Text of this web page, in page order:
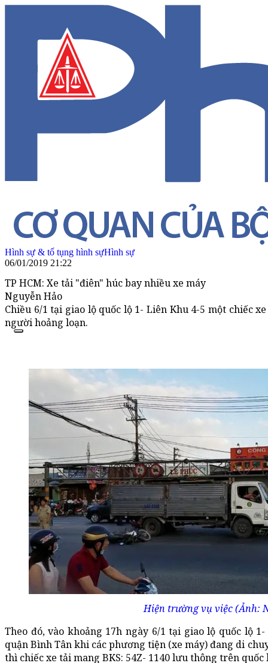
Hình sự & tố tụng hình sựHình sự
06/01/2019 21:22
TP HCM: Xe tải "điên" húc bay nhiều xe máy
Nguyễn Hảo
Chiều 6/1 tại giao lộ quốc lộ 1- Liên Khu 4-5 một chiếc
người hoảng loạn.
Hiện trường vụ việc (Ảnh:
Theo đó, vào khoảng 17h ngày 6/1 tại giao lộ quốc lộ
quận Bình Tân khi các phương tiện (xe máy) đang di
thì chiếc xe tải mang BKS: 54Z- 1140 lưu thông trên